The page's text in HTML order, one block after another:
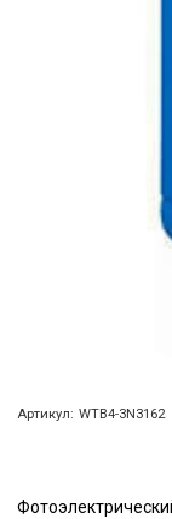
Артикул: WTB4-3N3162